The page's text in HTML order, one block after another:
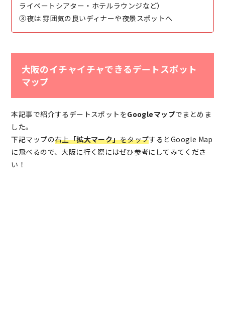
ライベートシアター・ホテルラウンジなど）
③夜は 雰囲気の良いディナーや夜景スポットへ
大阪のイチャイチャできるデートスポット
マップ
本記事で紹介するデートスポットをGoogleマップでまとめま
した。
下記マップの右上「拡大マーク」をタップするとGoogle Map
に飛べるので、大阪に行く際にはぜひ参考にしてみてくださ
い！